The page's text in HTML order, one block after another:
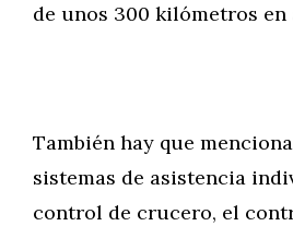
de unos 300 kilómetros en
También hay que
sistemas de asistencia
control de crucero, el